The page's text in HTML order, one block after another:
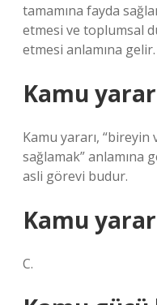
tamamına fayda
etmesi ve toplumsal
etmesi anlamına gelir.
Kamu
Kamu yararı,
sağlamak” anlamına
asli görevi budur.
Kamu
C.